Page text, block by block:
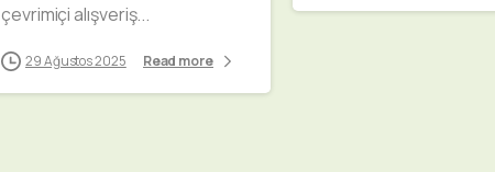
çevrimiçi alışveriş...
29 Ağustos 2025 Read more